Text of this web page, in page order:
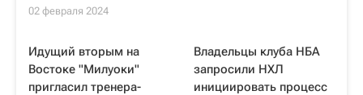
02 февраля 2024
Идущий вторым на
Востоке "Милуоки"
пригласил тренера-
Владельцы клуба НБА
запросили НХЛ
инициировать процесс